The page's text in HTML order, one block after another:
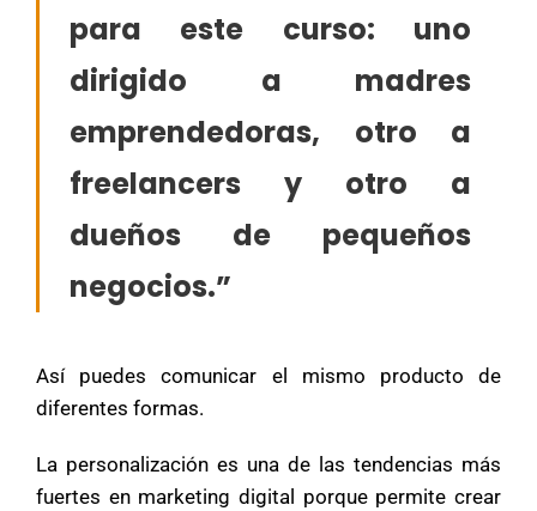
para este curso: uno
dirigido a madres
emprendedoras, otro a
freelancers y otro a
dueños de pequeños
negocios.”
Así puedes comunicar el mismo producto de
diferentes formas.
La personalización es una de las tendencias más
fuertes en marketing digital porque permite crear